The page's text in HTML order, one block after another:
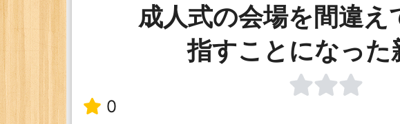
成人式の会場を間違え
指すことになった
0